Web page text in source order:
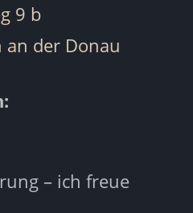
9 b
an der Donau
– ich freue